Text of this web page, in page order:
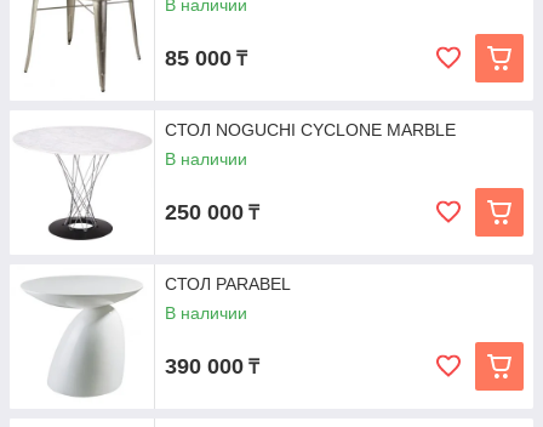
В наличии
85 000 ₸
СТОЛ NOGUCHI CYCLONE MARBLE
В наличии
250 000 ₸
СТОЛ PARABEL
В наличии
390 000 ₸